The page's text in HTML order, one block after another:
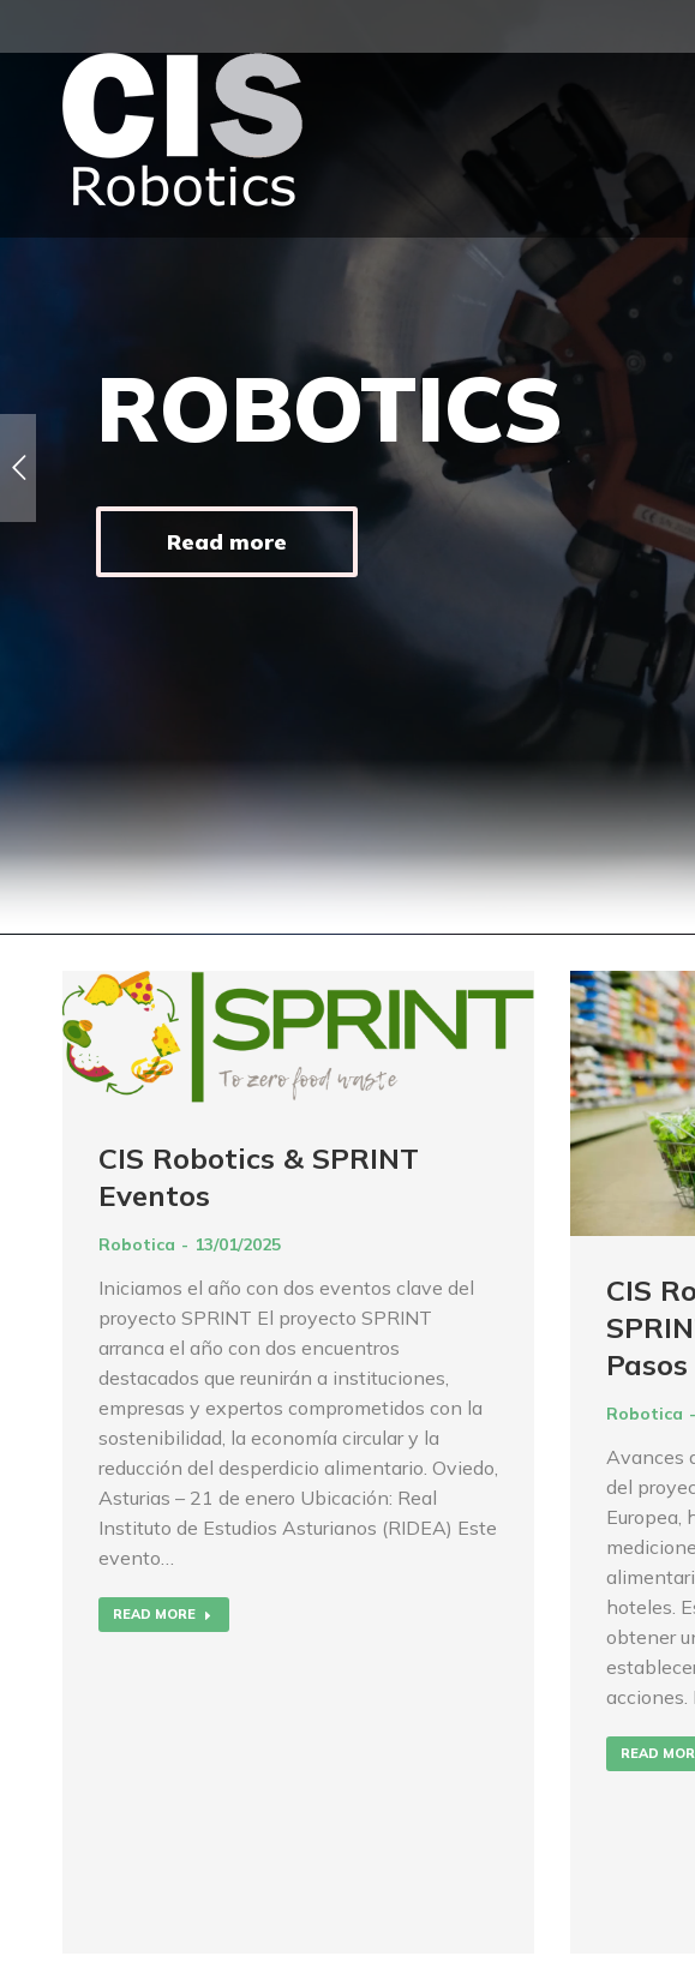
ROBOTICS
Read more
CIS Robotics & SPRINT
Eventos
Robotica 13/01/2025
Iniciamos el año con dos eventos clave del
proyecto SPRINT El proyecto SPRINT
arranca el año con dos encuentros
destacados que reunirán a instituciones,
empresas y expertos comprometidos con la
sostenibilidad, la economía circular y la
reducción del desperdicio alimentario. Oviedo,
Asturias – 21 de enero Ubicación: Real
Instituto de Estudios Asturianos (RIDEA) Este
evento…
READ MORE
CIS
Pasos
Robotica
Avances
del
Europea,
hoteles.
obtener
READ